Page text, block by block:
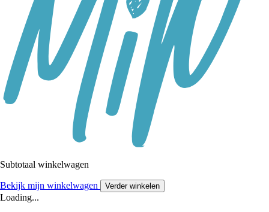
Subtotaal winkelwagen
Bekijk mijn winkelwagen Verder winkelen
Loading...